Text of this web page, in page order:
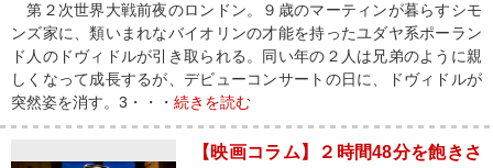
第２次世界大戦前夜のロンドン。９歳のマーティンが暮らすシモ
ンズ家に、類いまれなバイオリンの才能を持ったユダヤ系ポーラン
ド人のドヴィドルが引き取られる。同い年の２人は兄弟のように親
しくなって成長するが、デビューコンサートの日に、ドヴィドルが
突然姿を消す。3・・・ 続きを読む
【映画コラム】２時間48分を飽きさ